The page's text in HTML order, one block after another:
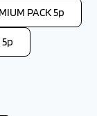
PACK 5p
5p